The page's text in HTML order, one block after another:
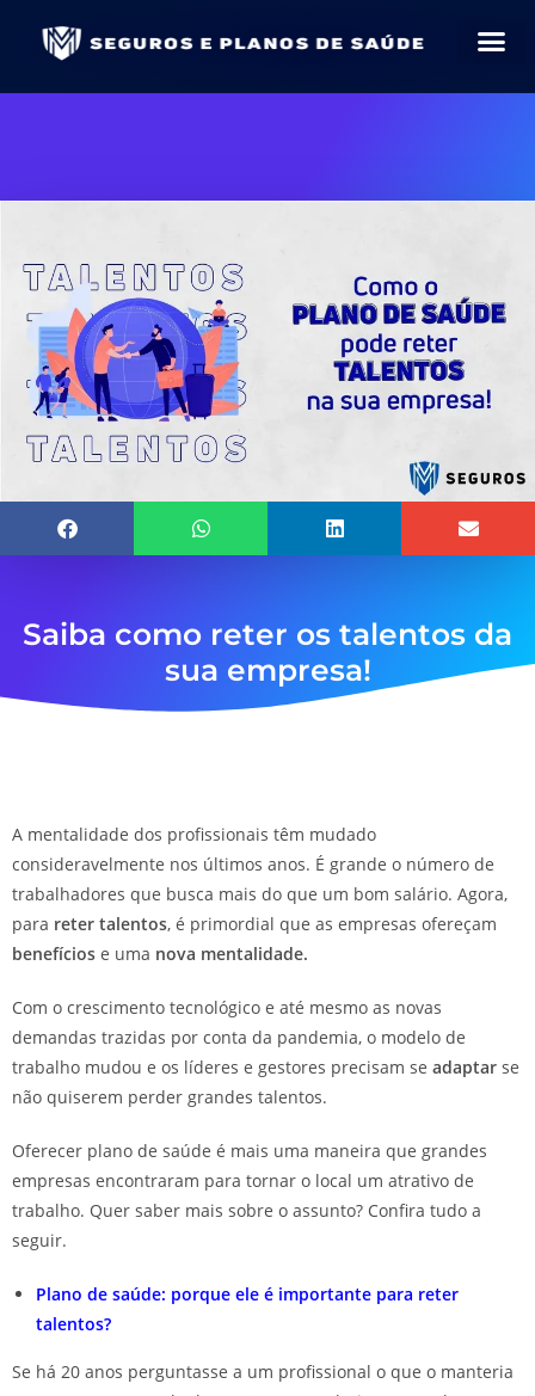
Saiba como reter os talentos da
sua empresa!
A mentalidade dos profissionais têm mudado
consideravelmente nos últimos anos. É grande o número de
trabalhadores que busca mais do que um bom salário. Agora,
para reter talentos, é primordial que as empresas ofereçam
benefícios e uma nova mentalidade.
Com o crescimento tecnológico e até mesmo as novas
demandas trazidas por conta da pandemia, o modelo de
trabalho mudou e os líderes e gestores precisam se adaptar se
não quiserem perder grandes talentos.
Oferecer plano de saúde é mais uma maneira que grandes
empresas encontraram para tornar o local um atrativo de
trabalho. Quer saber mais sobre o assunto? Confira tudo a
seguir.
Plano de saúde: porque ele é importante para reter
talentos?
Se há 20 anos perguntasse a um profissional o que o manteria